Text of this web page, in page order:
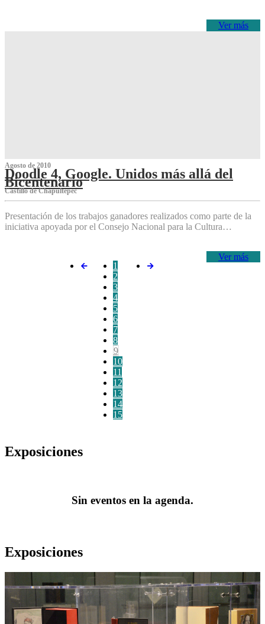
Ver más
Agosto de 2010
Doodle 4, Google. Unidos más allá del
Bicentenario
Castillo de Chapultepec
Presentación de los trabajos ganadores realizados como parte de la
iniciativa apoyada por el Consejo Nacional para la Cultura…
Ver más
1
2
3
4
5
6
7
8
9
10
11
12
13
14
15
Exposiciones
Sin eventos en la agenda.
Exposiciones